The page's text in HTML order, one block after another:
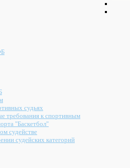
судьях
требования к спортивным
"Баскетбол"
судействе
судейских категорий